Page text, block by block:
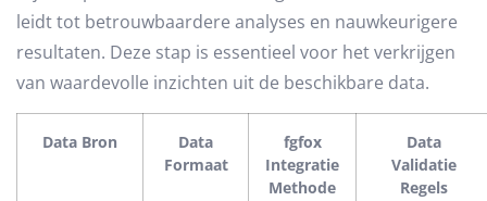
leidt tot betrouwbaardere analyses en nauwkeurigere
resultaten. Deze stap is essentieel voor het verkrijgen
van waardevolle inzichten uit de beschikbare data.
Data Bron
Data
Formaat
fgfox
Integratie
Methode
Data
Validatie
Regels